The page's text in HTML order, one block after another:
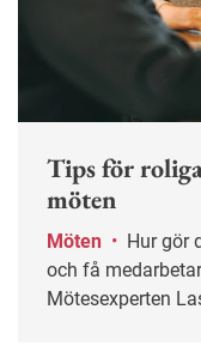
Tips för
möten
Möten •
och få
Mötesexperten